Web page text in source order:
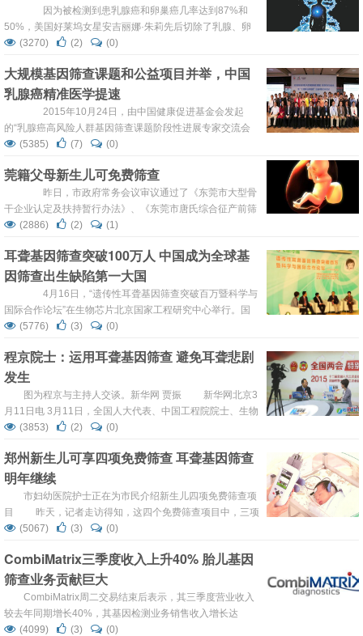
质的极低浓度，从而使临床医生在极早期阶段就能检测到疾
病。 产生的结果是，越来越多的公司致力于为特异性基
因序列开发分子检...
因为被检测到患乳腺癌和卵巢癌几率达到87%和
50%，美国好莱坞女星安吉丽娜·朱莉先后切除了乳腺、卵
巢和输卵管。只有39岁，为了防癌，朱莉两年内切掉了三个
旦大学公共卫生学院遗传转化和健康干预中心主任徐剑锋透
露，一个人一生中有40%的可能性会得癌症。上海专家们已
经破译了专门针对中国人的20...
(3270) (2) (0)
大规模基因筛查课题和公益项目并举，中国
乳腺癌精准医学提速
2015年10月24日，由中国健康促进基金会发起
的“乳腺癌高风险人群基因筛查课题阶段性进展专家交流会
暨‘让健康远离乳癌’公益项目启动仪式”在上海成功举行。中
部长常映明教授、中国健康促进基金会健康管理研究所副所
长李景波教授、中国健康促进基金会健康管理部马金祥主
任、中华医学会肿瘤学分会乳腺癌学组组长、第三军医大学
西南医院乳腺疾...
(5385) (7) (0)
莞籍父母新生儿可免费筛查
昨日，市政府常务会议审议通过了《东莞市大型骨
干企业认定及扶持暂行办法》、《东莞市唐氏综合征产前筛
查和新生儿耳聋基因筛查项目实施方案(2015-2017年)》等
征产前筛查和新生儿耳聋基因筛查项目，东莞市户籍或配偶
为东莞市户籍的孕妇及其所生新生儿，可以获得免费唐氏综
合征产前筛查和新生儿耳聋基因筛查服务。 ...
(2886) (2) (1)
耳聋基因筛查突破100万人 中国成为全球基
因筛查出生缺陷第一大国
4月16日，“遗传性耳聋基因筛查突破百万暨科学与
国际合作论坛”在生物芯片北京国家工程研究中心举行。国
家卫计委妇幼健康服务司秦耕司长、北京市政府原副秘书长
卫计委郭积勇巡视员、北京市残联唐海蛟副理事长、国家发
改委高技术产业司新兴产业统筹协调处徐彬处长 、国家科技
部社会发展科技司张兆丰处长、世界卫生组织防聋合作中心
主任 ...
(5776) (3) (0)
程京院士：运用耳聋基因筛查 避免耳聋悲剧
发生
图为程京与主持人交谈。新华网 贾振 新华网北京3
月11日电 3月11日，全国人大代表、中国工程院院士、生物
芯片北京国家工程研究中心主任、博奥生物集团总裁程京做
治出生缺陷的基因话题，与广大网友进行在线交流。 程
京举例说，十多年前，部委组织专家开会讨论有...
(3853) (2) (0)
郑州新生儿可享四项免费筛查 耳聋基因筛查
明年继续
市妇幼医院护士正在为市民介绍新生儿四项免费筛查项
目 昨天，记者走访得知，这四个免费筛查项目中，三项
早已稳步开展，但是其中一项免费耳聋基因筛查却“迟到”：
儿可享“四项”免费筛查——苯丙酮尿症、先天性甲状腺功能
低下症和听力障碍初筛、免费耳聋基...
(5067) (3) (0)
CombiMatrix三季度收入上升40% 胎儿基因
筛查业务贡献巨大
CombiMatrix周二交易结束后表示，其三季度营业收入
较去年同期增长40%，其基因检测业务销售收入增长达
29%。 截止到9月底的第三季度中，其加利福尼亚分公司
(4099) (3) (0)